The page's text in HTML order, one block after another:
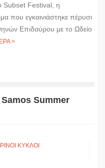
Subset Festival, η
που εγκαινιάστηκε πέρυσι
Επιδαύρου με το Ωδείο
>
Summer
ΚΥΚΛΟΙ